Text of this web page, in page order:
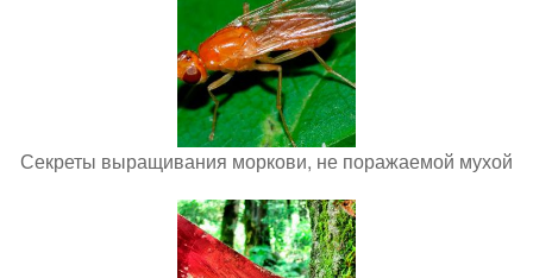
Секреты выращивания моркови, не поражаемой мухой